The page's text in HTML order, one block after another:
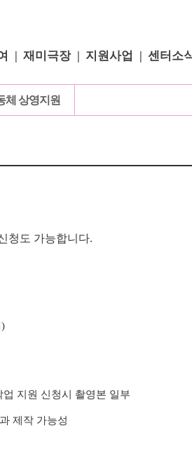
재미극장 지원사업 센터소
체 상영지원
청도 가능합니다.
업 지원 신청시 촬영본 일부
제작 가능성